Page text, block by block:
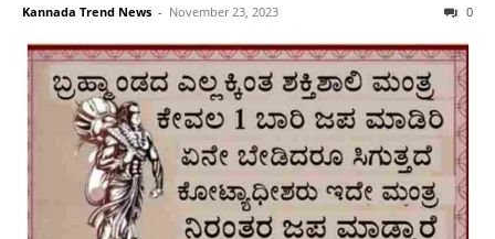
Kannada Trend News - November 23, 2023 0